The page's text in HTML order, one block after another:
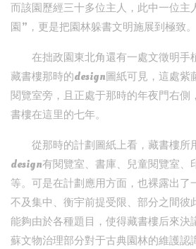
而該園歷經三十多位主人，此中一位主
園”，更是把園林躲書文明施展到極致。
在拙政園東北角還有一處文徵明手
藏書樓那時的design圖紙可見，這處紫
閱覽室旁，且正處于那時的年夜門右側
書樓在這里的七年。
從那時的計劃圖紙上看，藏書樓所
design有閱覽室、書庫、兒童閱覽室、
等。可是在計劃應用方面，也裸露出了
不及集中、衡宇前提受限、部分之間彼
能夠由於各種題目，使得藏書樓后來決
蘇文物治理部分對于古典園林的維護認